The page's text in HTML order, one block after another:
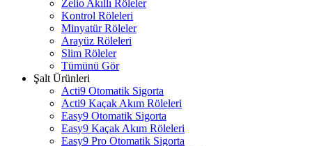
Zelio Akıllı Röleler
Kontrol Röleleri
Minyatür Röleler
Arayüz Röleleri
Slim Röleler
Tümünü Gör
Şalt Ürünleri
Acti9 Otomatik Sigorta
Acti9 Kaçak Akım Röleleri
Easy9 Otomatik Sigorta
Easy9 Kaçak Akım Röleleri
Easy9 Pro Otomatik Sigorta